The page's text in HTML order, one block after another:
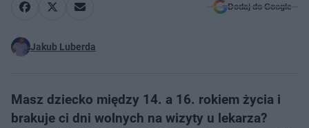
Dodaj do Google
Jakub Luberda
Masz dziecko między 14. a 16. rokiem życia i
brakuje ci dni wolnych na wizyty u lekarza?